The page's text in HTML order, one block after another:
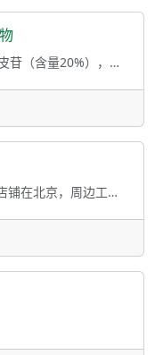
寻找桑叶DNJ（1-5%）和根皮苷（含量20%），需要液相国标检测报告可以发样测试，样品和大货要一致。
寻求长期稳定净菜供货商，店铺在北京，周边工厂请联系